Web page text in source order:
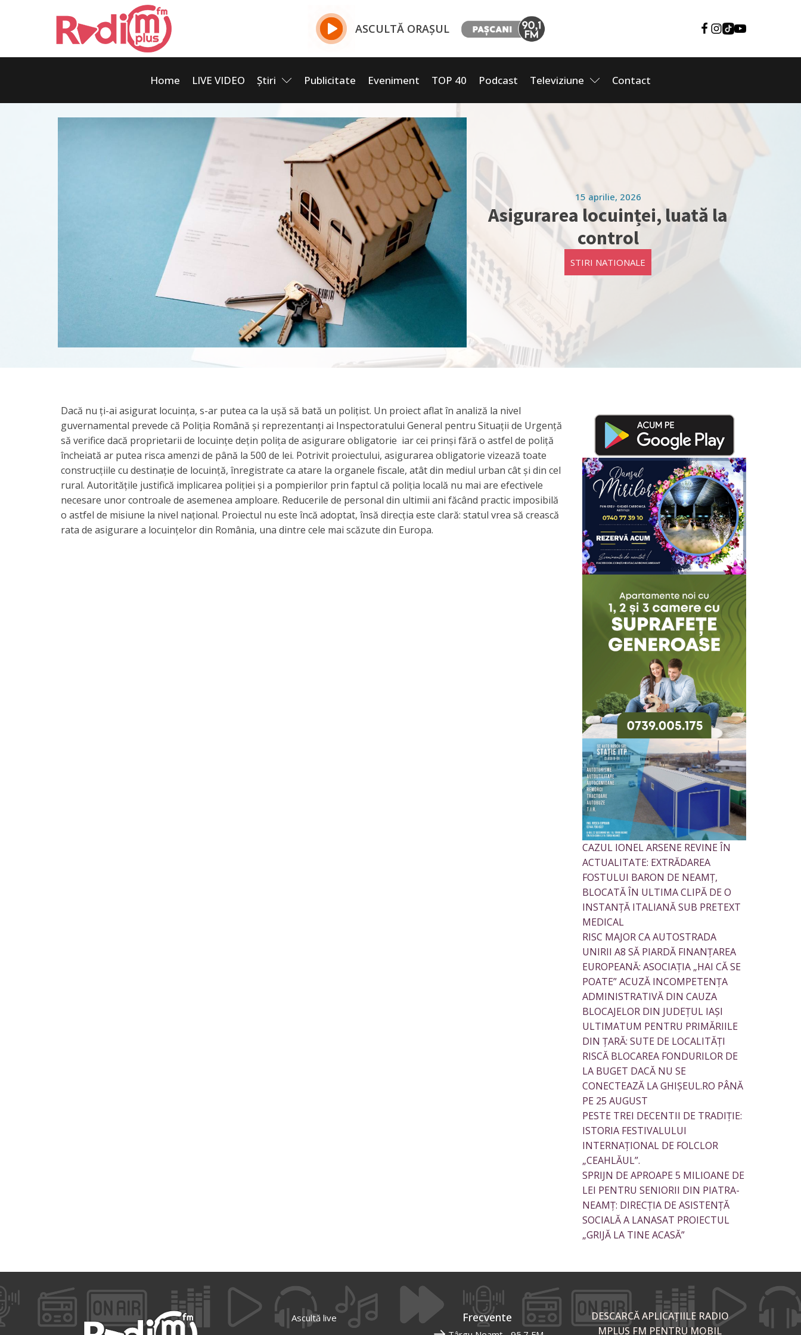
ASCULTĂ ORAȘUL
Home LIVE VIDEO Știri Publicitate Eveniment TOP 40 Podcast Televiziune Contact
15 aprilie, 2026
Asigurarea locuinței, luată la
control
STIRI NATIONALE
Dacă nu ți-ai asigurat locuința, s-ar putea ca la ușă să bată un polițist. Un proiect aflat în analiză la nivel
guvernamental prevede că Poliția Română și reprezentanți ai Inspectoratului General pentru Situații de Urgență
să verifice dacă proprietarii de locuințe dețin polița de asigurare obligatorie iar cei prinși fără o astfel de poliță
încheiată ar putea risca amenzi de până la 500 de lei. Potrivit proiectului, asigurarea obligatorie vizează toate
construcțiile cu destinație de locuință, înregistrate ca atare la organele fiscale, atât din mediul urban cât și din cel
rural. Autoritățile justifică implicarea poliției și a pompierilor prin faptul că poliția locală nu mai are efectivele
necesare unor controale de asemenea amploare. Reducerile de personal din ultimii ani făcând practic imposibilă
o astfel de misiune la nivel național. Proiectul nu este încă adoptat, însă direcția este clară: statul vrea să crească
rata de asigurare a locuințelor din România, una dintre cele mai scăzute din Europa.
CAZUL IONEL ARSENE REVINE ÎN
ACTUALITATE: EXTRĂDAREA
FOSTULUI BARON DE NEAMȚ,
BLOCATĂ ÎN ULTIMA CLIPĂ DE O
INSTANȚĂ ITALIANĂ SUB PRETEXT
MEDICAL
RISC MAJOR CA AUTOSTRADA
UNIRII A8 SĂ PIARDĂ FINANȚAREA
EUROPEANĂ: ASOCIAȚIA „HAI CĂ SE
POATE” ACUZĂ INCOMPETENȚA
ADMINISTRATIVĂ DIN CAUZA
BLOCAJELOR DIN JUDEȚUL IAȘI
ULTIMATUM PENTRU PRIMĂRIILE
DIN ȚARĂ: SUTE DE LOCALITĂȚI
RISCĂ BLOCAREA FONDURILOR DE
LA BUGET DACĂ NU SE
CONECTEAZĂ LA GHIȘEUL.RO PÂNĂ
PE 25 AUGUST
PESTE TREI DECENTII DE TRADIȚIE:
ISTORIA FESTIVALULUI
INTERNAȚIONAL DE FOLCLOR
„CEAHLĂUL”.
SPRIJN DE APROAPE 5 MILIOANE DE
LEI PENTRU SENIORII DIN PIATRA-
NEAMȚ: DIRECȚIA DE ASISTENȚĂ
SOCIALĂ A LANASAT PROIECTUL
„GRIJĂ LA TINE ACASĂ”
Ascultă live
Frecvente
DESCARCĂ APLICAȚIILE RADIO
MPLUS FM PENTRU MOBIL